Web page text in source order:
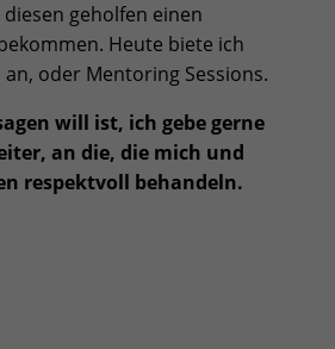
geholfen einen
Heute biete ich
an, oder Mentoring Sessions.
will ist, ich gebe gerne
an die, die mich und
respektvoll behandeln.